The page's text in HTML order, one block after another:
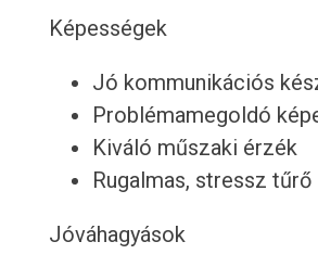
Képességek
Jó kommunikációs
Problémamegoldó
Kiváló műszaki érzék
Rugalmas, stressz tűrő
Jóváhagyások